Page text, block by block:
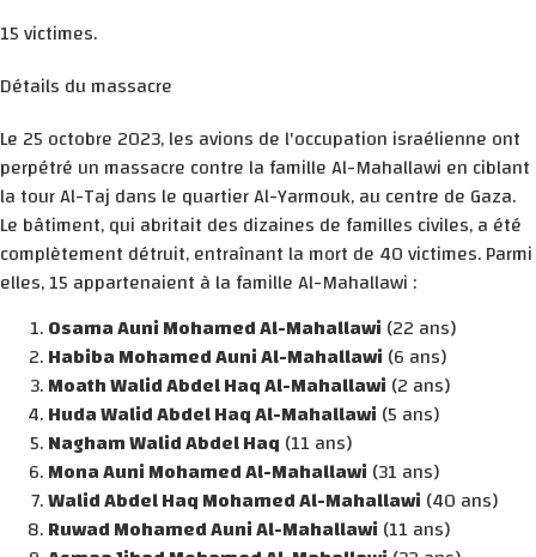
15 victimes.
Détails du massacre
Le 25 octobre 2023, les avions de l'occupation israélienne ont
perpétré un massacre contre la famille Al-Mahallawi en ciblant
la tour Al-Taj dans le quartier Al-Yarmouk, au centre de Gaza.
Le bâtiment, qui abritait des dizaines de familles civiles, a été
complètement détruit, entraînant la mort de 40 victimes. Parmi
elles, 15 appartenaient à la famille Al-Mahallawi :
Osama Auni Mohamed Al-Mahallawi (22 ans)
Habiba Mohamed Auni Al-Mahallawi (6 ans)
Moath Walid Abdel Haq Al-Mahallawi (2 ans)
Huda Walid Abdel Haq Al-Mahallawi (5 ans)
Nagham Walid Abdel Haq (11 ans)
Mona Auni Mohamed Al-Mahallawi (31 ans)
Walid Abdel Haq Mohamed Al-Mahallawi (40 ans)
Ruwad Mohamed Auni Al-Mahallawi (11 ans)